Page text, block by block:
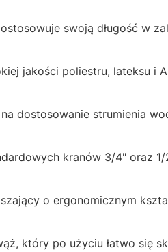
swoją długość w
jakości poliestru, lateksu i
dostosowanie strumienia
kranów 3/4" oraz
o ergonomicznym
który po użyciu łatwo się